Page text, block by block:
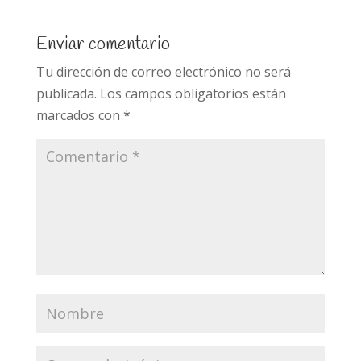
o
o
k
dI
n
A
p
p
ti
r
Enviar comentario
Tu dirección de correo electrónico no será
publicada. Los campos obligatorios están
marcados con *